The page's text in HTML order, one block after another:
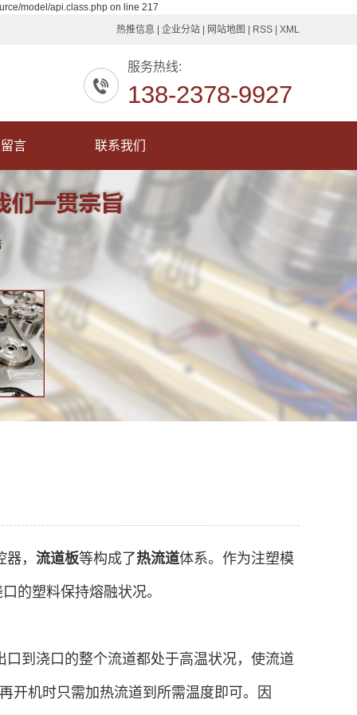
model/api.class.php on line 217
热推信息
企业分站 网站地图 RSS XML
服务热线:
138-2378-9927
言 联系我们
， 流道板等构成了热流道体系。作为注塑模
的塑料保持熔融状况。
到浇口的整个流道都处于高温状况，使流道
开机时只需加热流道到所需温度即可。因